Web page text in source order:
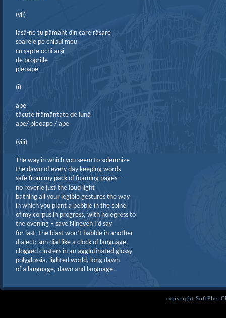
(vii)
lasă-ne tu pământ din care răsare
soarele pe chipul meu
cu şapte ochi arşi
de propriile
pleoape
(i)
ape
tăcute frământate de lună
ape/ pleoape / ape
(viii)
The way in which you seem to solemnize
the dawn of every day keeping words
safe from my pack of foaming pages –
no reverie just the loud light
bathing all your legible gestures the way
in which you plant a pebble in the spine
of my corpus in progress, with no egress to
the evening – save Nineveh I’d say
for last, the blast won’t babble in another
dialect; sun dial like a clock of language,
clogged clusters in an agglutinated glossy
polyglossia, lighted world, long dawn
of a language, dawn and language.
copyright SoftPlus